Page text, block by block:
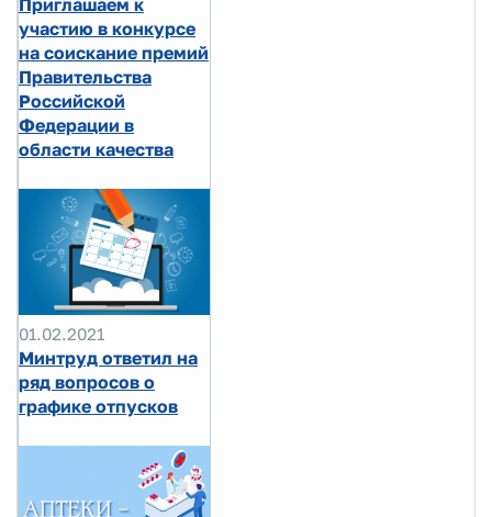
участию в конкурсе
на соискание премий
Правительства
Российской
Федерации в
области качества
01.02.2021
Минтруд ответил на
ряд вопросов о
графике отпусков